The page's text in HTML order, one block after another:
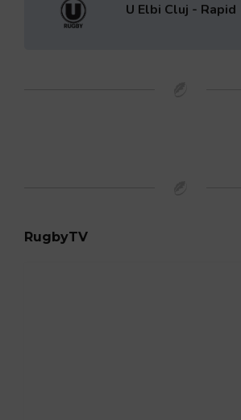
U Elbi Cluj - Rapid
RugbyTV